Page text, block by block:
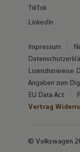
TikTok
LinkedIn
Impressum
Lizenzhinweise
Angaben zum
EU Data Act
Vertrag
© Volkswagen